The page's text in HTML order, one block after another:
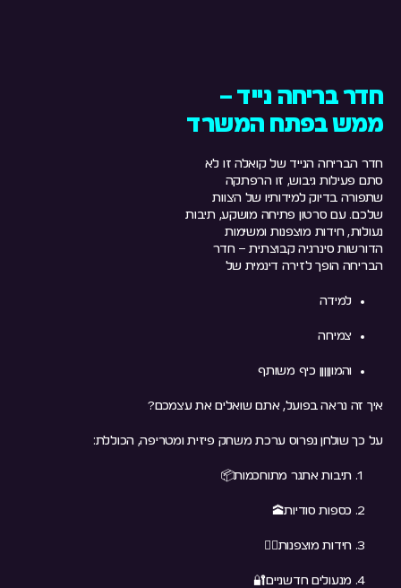
חדר בריחה נייד –
ממש בפתח המשרד
חדר הבריחה הנייד של קואלה זו לא
סתם פעילות גיבוש, זו הרפתקה
שתפורה בדיוק למידותיו של הצוות
שלכם. עם סרטון פתיחה מושקע, תיבות
נעולות, חידות מוצפנות ומשימות
הדורשות סינרגיה קבוצתית – חדר
הבריחה הופך לזירה דינמית של
למידה
צמיחה
והמוןןןןן כיף משותף
איך זה נראה בפועל, אתם שואלים את עצמכם?
על כך שולחן נפרוס ערכת משחק פיזית ומטריפה, הכוללת:
תיבות אתגר מתוחכמות📦
כספות סודיות🕋
חידות מוצפנות🕵️‍♂️
מנעולים חדשניים🔐